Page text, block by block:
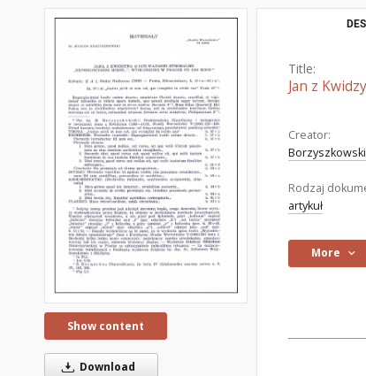
Show content
Download
Title:
Jan z
Creator:
Rodzaj
artykuł
More